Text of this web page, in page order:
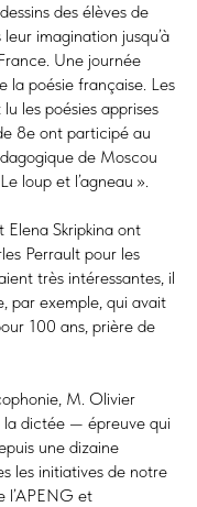
des élèves de
imagination jusqu’à
Une journée
la poésie française. Les
les poésies apprises
8e ont participé au
de Moscou
loup et l’agneau ».
Elena Skripkina ont
Perrault pour les
très intéressantes, il
par exemple, qui avait
100 ans, prière de
M. Olivier
la dictée — épreuve qui
une dizaine
les initiatives de notre
l’APENG et